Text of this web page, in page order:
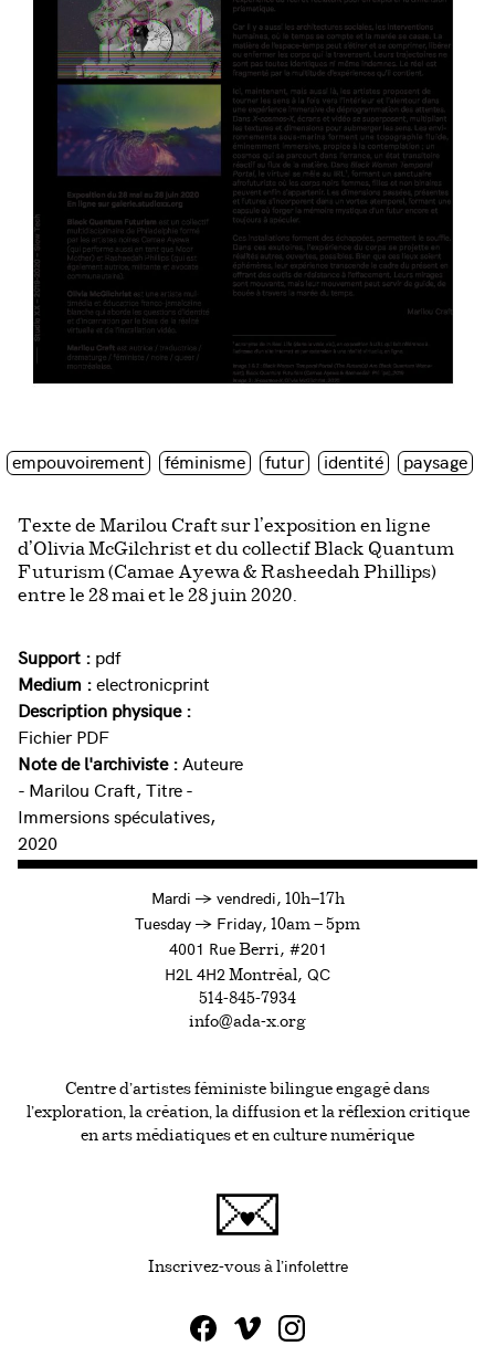
empouvoirement féminisme futur identité paysage
Texte de Marilou Craft sur l’exposition en ligne
d’Olivia McGilchrist et du collectif Black Quantum
Futurism (Camae Ayewa & Rasheedah Phillips)
entre le 28 mai et le 28 juin 2020.
Support : pdf
Medium :electronicprint
Description physique :
Fichier PDF
Note de l'archiviste : Auteure
- Marilou Craft, Titre -
Immersions spéculatives,
2020
Mardi →à
vendredi, 10h—17h
Tuesday →toFriday, 10am — 5pm
4001 RueBerri , #201
H2L 4H2 Montréal , QC
514-845-7934
info@ada-x.org
Centre d’artistes féministe bilingue engagé dans
l’exploration, la création, la diffusion et la réflexion critique
en arts médiatiques et en culture numérique
Inscrivez-vous à l'infolettreCe lien s'ouvrira